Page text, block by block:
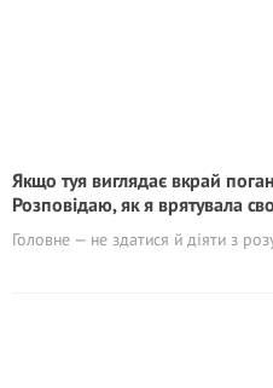
Якщо туя виглядає вкрай
Poзповідаю, як я врятувала
Головне — не здатися й діяти з